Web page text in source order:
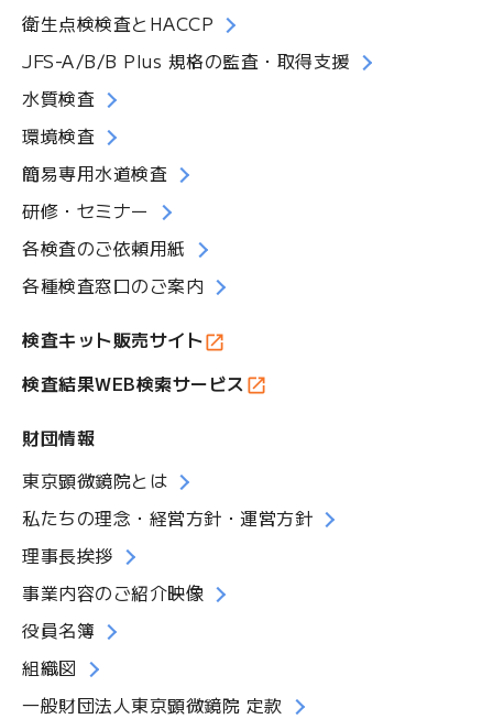
衛生点検検査とHACCP
JFS-A/B/B Plus 規格の監査・取得支援
水質検査
環境検査
簡易専用水道検査
研修・セミナー
各検査のご依頼用紙
各種検査窓口のご案内
検査キット販売サイト
検査結果WEB検索サービス
財団情報
東京顕微鏡院とは
私たちの理念・経営方針・運営方針
理事長挨拶
事業内容のご紹介映像
役員名簿
組織図
一般財団法人東京顕微鏡院 定款